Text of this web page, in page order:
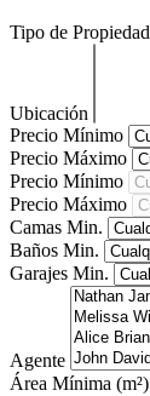
Tipo de Propiedad
Ubicación
Precio Mínimo
Precio Máximo
Precio Mínimo
Precio Máximo
Camas Min.
Baños Min.
Garajes Min.
Agente
Área Mínima (m²)